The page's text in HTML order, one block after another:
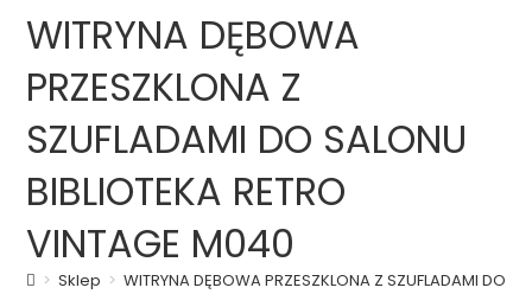
WITRYNA DĘBOWA
PRZESZKLONA Z
SZUFLADAMI DO SALONU
BIBLIOTEKA RETRO
VINTAGE M040
> Sklep > WITRYNA DĘBOWA PRZESZKLONA Z SZUFLADAMI DO